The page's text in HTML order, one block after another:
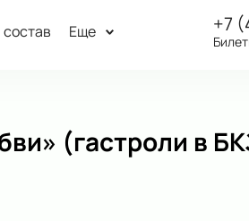
Еще +7
(гастроли в